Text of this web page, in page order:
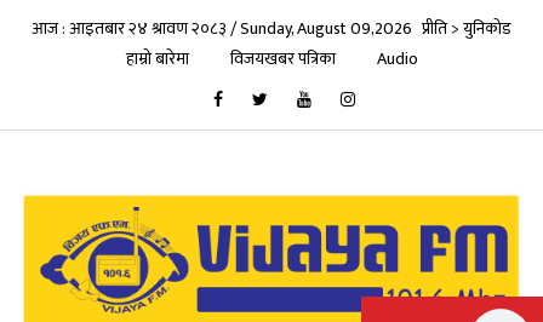
आज : आइतबार २४ श्रावण २०८३ / Sunday, August 09,2026 प्रीति > युनिकोड
हाम्रो बारेमा
विजयखबर पत्रिका Audio